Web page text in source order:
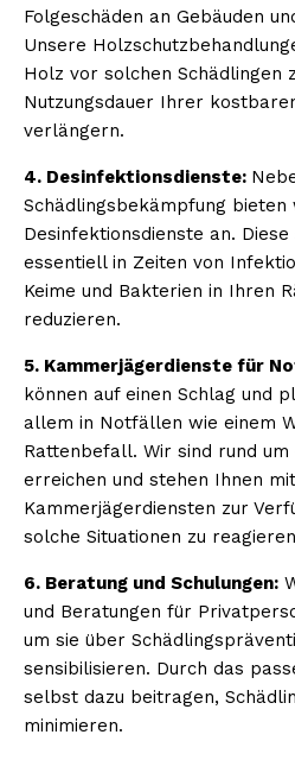
Folgeschäden an Gebäuden
Unsere
Holz vor solchen Schädlingen
Nutzungsdauer Ihrer
verlängern.
4. Desinfektionsdienste:
Schädlingsbekämpfung
Desinfektionsdienste an.
essentiell in Zeiten von
Keime und Bakterien in Ihren
reduzieren.
5. Kammerjägerdienste für
können auf einen Schlag und
allem in Notfällen wie einem
Rattenbefall. Wir sind rund um
erreichen und stehen Ihnen
Kammerjägerdiensten zur
solche Situationen zu
6. Beratung und Schulungen:
und Beratungen für
um sie über
sensibilisieren. Durch das
selbst dazu beitragen,
minimieren.